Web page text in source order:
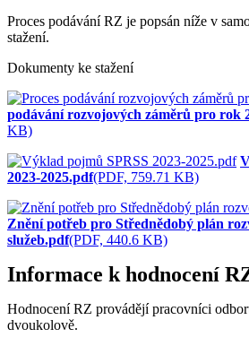
Proces podávání RZ je popsán níže v
stažení.
Dokumenty ke stažení
podávání rozvojových záměrů pro rok
KB)
2023-2025.pdf(PDF, 759.71 KB)
Znění potřeb pro Střednědobý plán
služeb.pdf(PDF, 440.6 KB)
Informace k hodnocení
Hodnocení RZ provádějí pracovníci
dvoukolově.